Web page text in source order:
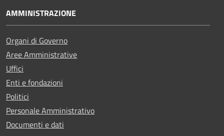
AMMINISTRAZIONE
Organi di Governo
Aree Amministrative
Uffici
Enti e fondazioni
Politici
Personale Amministrativo
Documenti e dati